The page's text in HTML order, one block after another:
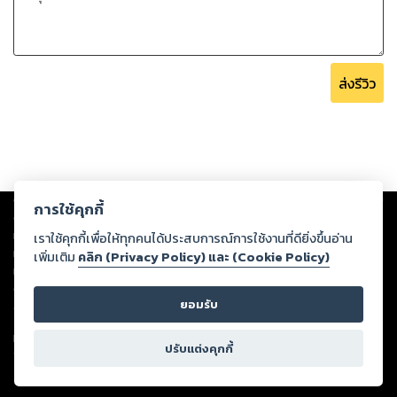
ส่งรีวิว
Copyright © 2026
ต่อผลงานหรือเนื้อหาใดที่อัปโหลดผ่านเว็บไซต์และปรากฏว่าละเมิดสิทธิใน
ทรัพย์สินทางปัญญาของบุคคลอื่นหรือขัดต่อกฎหมายและศีลธรรม ดังนั้น ผู้อ่าน
ทุกท่านโปรดใช้วิจารณญาณในการกลั่นกรองด้วยตนเอง และหากท่านพบว่าส่วน
หนึ่งส่วนใดขัดต่อกฎหมายและศีลธรรม กรุณาแจ้งมายังบริษัท เพื่อทีมงานจะได้
ดำเนินการในทันที ทั้งนี้ ทางสตอรี่ล็อกขอสงวนลิขสิทธิ์ตามพระราชบัญญัติ
ลิขสิทธิ์ พ.ศ. 2537 (ฉบับล่าสุด)
For support: member@ookbee.com
Version
การใช้คุกกี้
เราใช้คุกกี้เพื่อให้ทุกคนได้ประสบการณ์การใช้งานที่ดียิ่งขึ้นอ่าน
เพิ่มเติม คลิก (Privacy Policy) และ (Cookie Policy)
ยอมรับ
ปรับแต่งคุกกี้